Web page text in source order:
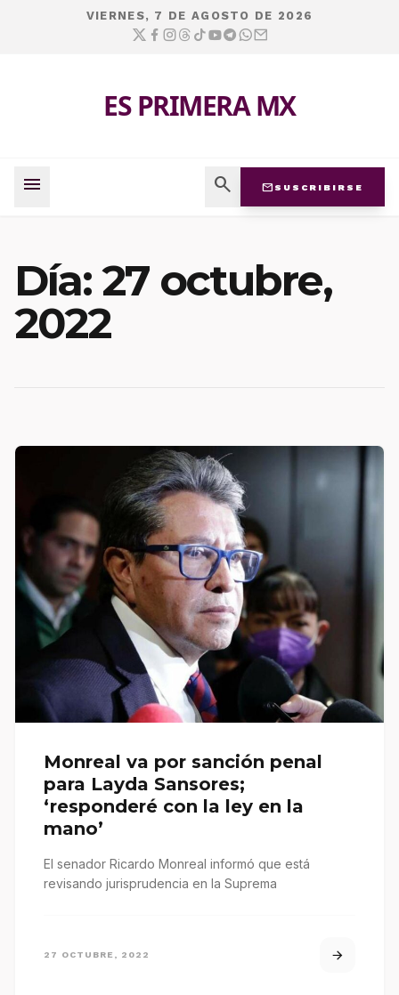
VIERNES, 7 DE AGOSTO DE 2026
ES PRIMERA MX
menu search mail SUSCRIBIRSE
Día:27 octubre,
2022
Monreal va por sanción penal
para Layda Sansores;
‘responderé con la ley en la
mano’
El senador Ricardo Monreal informó que está
revisando jurisprudencia en la Suprema
27 OCTUBRE, 2022